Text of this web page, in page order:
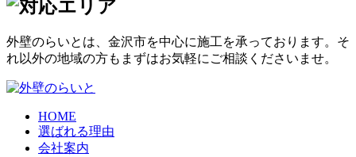
外壁のらいとは、金沢市を中心に施工を承っております。そ
れ以外の地域の方もまずはお気軽にご相談くださいませ。
HOME
選ばれる理由
会社案内